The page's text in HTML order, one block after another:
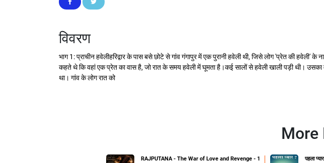
विवरण
भाग 1: प्राचीन हवेलीहरिद्वार के पास बसे छोटे से गांव गंगापुर में एक पुरानी हवेली थी, जिसे लोग 'प्रेत की
कहते थे कि वहां एक प्रेत का वास है, जो रात के समय हवेली में घूमता है।कई सालों से हवेली खाली पड़ी थी।
था। गांव के लोग रात को
More
RAJPUTANA - The War of Love and Revenge - 1 पहला